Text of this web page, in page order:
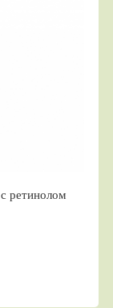
ретинолом